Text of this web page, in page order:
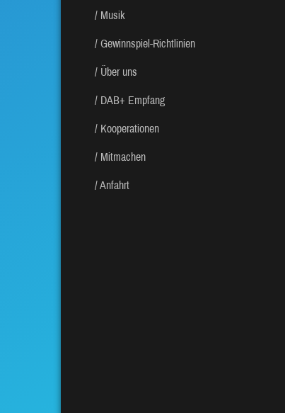
Musik
Gewinnspiel-Richtlinien
Über uns
DAB+ Empfang
Kooperationen
Mitmachen
Anfahrt